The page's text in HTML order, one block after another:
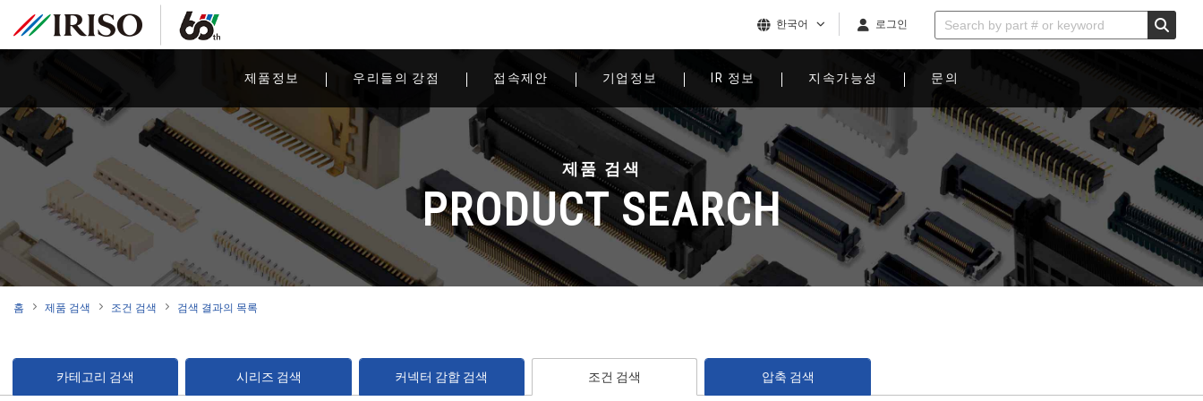
한국어 로그인
제품정보 우리들의 강점 접속제안 기업정보 IR 정보 지속가능성 문의
제품 검색
PRODUCT SEARCH
홈 제품 검색 조건 검색 검색 결과의 목록
카테고리 검색 시리즈 검색 커넥터 감합 검색 조건 검색 압축 검색